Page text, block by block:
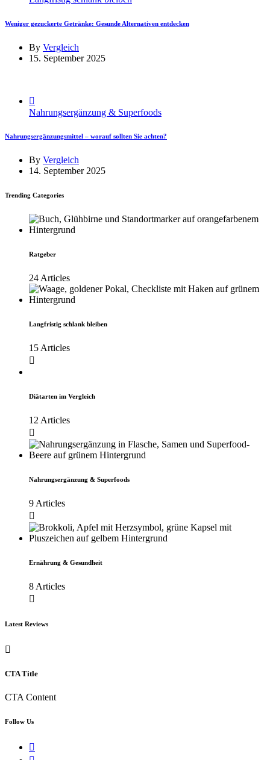
Weniger gezuckerte Getränke: Gesunde Alternativen entdecken
By Vergleich
15. September 2025
Nahrungsergänzung & Superfoods
Nahrungsergänzungsmittel – worauf sollten Sie achten?
By Vergleich
14. September 2025
Trending Categories
Ratgeber
24 Articles
Langfristig schlank bleiben
15 Articles
Diätarten im Vergleich
12 Articles
Nahrungsergänzung & Superfoods
9 Articles
Ernährung & Gesundheit
8 Articles
Latest Reviews
CTA Title
CTA Content
Follow Us